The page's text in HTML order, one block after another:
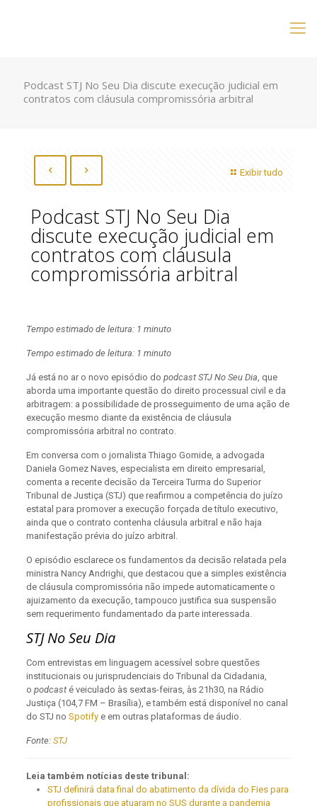
Podcast STJ No Seu Dia discute execução judicial em
contratos com cláusula compromissória arbitral
Exibir tudo
Podcast STJ No Seu Dia
discute execução judicial em
contratos com cláusula
compromissória arbitral
Tempo estimado de leitura: 1 minuto
Tempo estimado de leitura: 1 minuto
Já está no ar o novo episódio do podcast STJ No Seu Dia, que
aborda uma importante questão do direito processual civil e da
arbitragem: a possibilidade de prosseguimento de uma ação de
execução mesmo diante da existência de cláusula
compromissória arbitral no contrato.
Em conversa com o jornalista Thiago Gomide, a advogada
Daniela Gomez Naves, especialista em direito empresarial,
comenta a recente decisão da Terceira Turma do Superior
Tribunal de Justiça (STJ) que reafirmou a competência do juízo
estatal para promover a execução forçada de título executivo,
ainda que o contrato contenha cláusula arbitral e não haja
manifestação prévia do juízo arbitral.
O episódio esclarece os fundamentos da decisão relatada pela
ministra Nancy Andrighi, que destacou que a simples existência
de cláusula compromissória não impede automaticamente o
ajuizamento da execução, tampouco justifica sua suspensão
sem requerimento fundamentado da parte interessada.
STJ No Seu Dia
Com entrevistas em linguagem acessível sobre questões
institucionais ou jurisprudenciais do Tribunal da Cidadania,
o podcasté veiculado às sextas-feiras, às 21h30, na Rádio
Justiça (104,7 FM – Brasília), e também está disponível no canal
do STJ no Spotifye em outras plataformas de áudio.
Fonte: STJ
Leia também notícias deste tribunal:
STJ definirá data final do abatimento da dívida do Fies para
profissionais que atuaram no SUS durante a pandemia